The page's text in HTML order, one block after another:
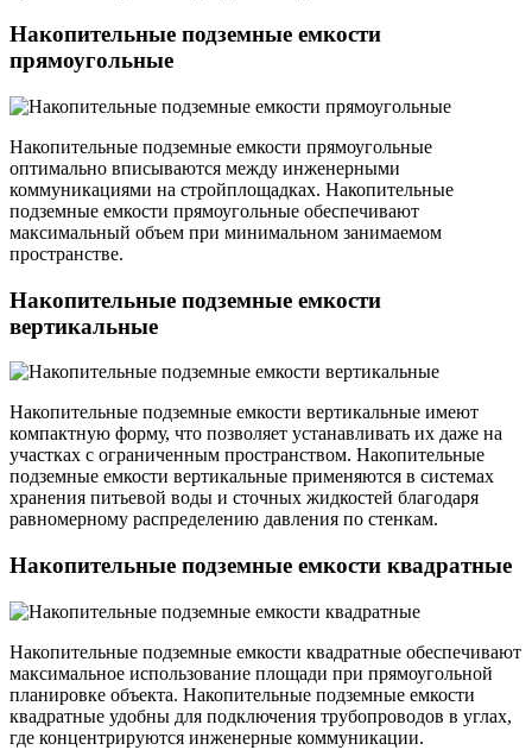
Накопительные подземные емкости
прямоугольные
Накопительные подземные емкости прямоугольные
оптимально вписываются между инженерными
коммуникациями на стройплощадках. Накопительные
подземные емкости прямоугольные обеспечивают
максимальный объем при минимальном занимаемом
пространстве.
Накопительные подземные емкости
вертикальные
Накопительные подземные емкости вертикальные имеют
компактную форму, что позволяет устанавливать их даже на
участках с ограниченным пространством. Накопительные
подземные емкости вертикальные применяются в системах
хранения питьевой воды и сточных жидкостей благодаря
равномерному распределению давления по стенкам.
Накопительные подземные емкости квадратные
Накопительные подземные емкости квадратные обеспечивают
максимальное использование площади при прямоугольной
планировке объекта. Накопительные подземные емкости
квадратные удобны для подключения трубопроводов в углах,
где концентрируются инженерные коммуникации.